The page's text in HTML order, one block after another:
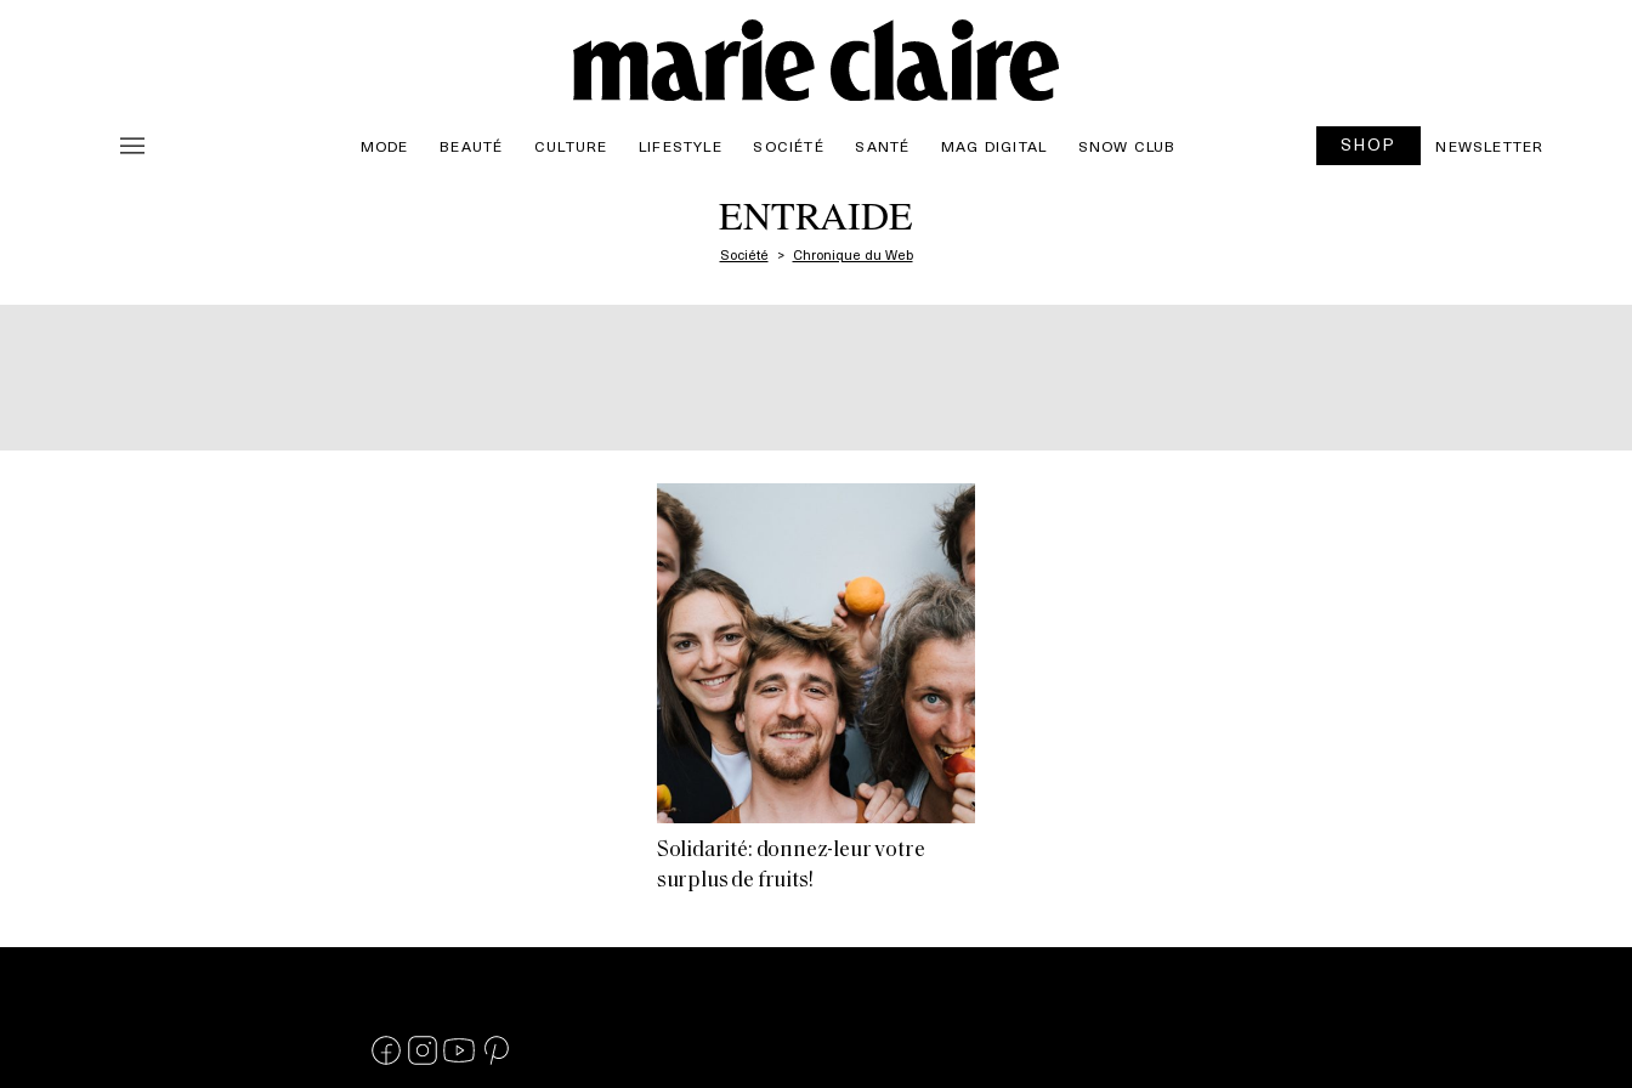
MODE BEAUTÉ CULTURE LIFESTYLE SOCIÉTÉ SANTÉ MAG DIGITAL SNOW CLUB SHOP NEWSLETTER
ENTRAIDE
Société Chronique du Web
Solidarité: donnez-leur votre
surplus de fruits!